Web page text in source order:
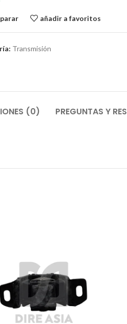
añadir a favoritos
Transmisión
(0) PREGUNTAS Y